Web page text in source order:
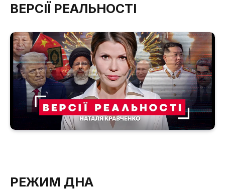
ВЕРСІЇ РЕАЛЬНОСТІ
РЕЖИМ ДНА